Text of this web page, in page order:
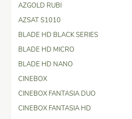
AZGOLD RUBI
AZSAT S1010
BLADE HD BLACK SERIES
BLADE HD MICRO
BLADE HD NANO
CINEBOX
CINEBOX FANTASIA DUO
CINEBOX FANTASIA HD